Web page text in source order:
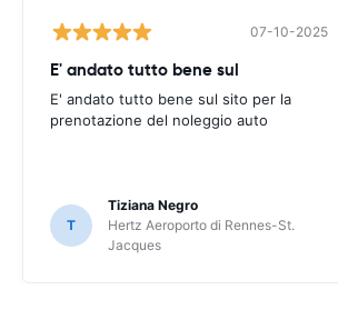
07-10-2025
E' andato tutto bene sul
E' andato tutto bene sul sito per la
prenotazione del noleggio auto
T
Tiziana Negro
Hertz Aeroporto di Rennes-St.
Jacques